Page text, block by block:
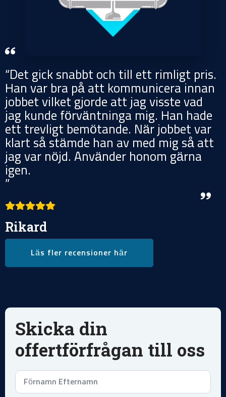
“Det gick snabbt och till ett rimligt pris.
Han var bra på att kommunicera innan
jobbet vilket gjorde att jag visste vad
jag kunde förväntninga mig. Han hade
ett trevligt bemötande. När jobbet var
klart så stämde han av med mig så att
jag var nöjd. Använder honom gärna
igen.
”
Rikard
Läs fler recensioner här
Skicka din
offertförfrågan till oss
Namn